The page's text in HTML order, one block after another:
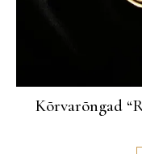
Kõrvarõngad